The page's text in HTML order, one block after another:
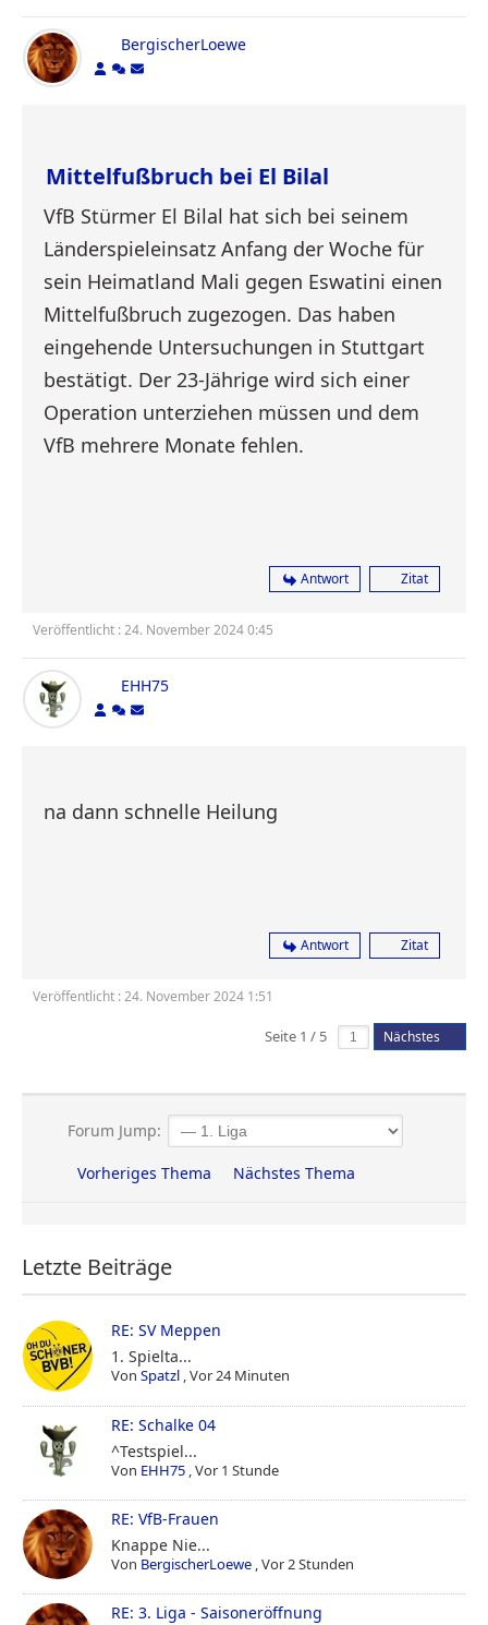
BergischerLoewe
Mittelfußbruch bei El Bilal
VfB Stürmer El Bilal hat sich bei seinem
Länderspieleinsatz Anfang der Woche für
sein Heimatland Mali gegen Eswatini einen
Mittelfußbruch zugezogen. Das haben
eingehende Untersuchungen in Stuttgart
bestätigt. Der 23-Jährige wird sich einer
Operation unterziehen müssen und dem
VfB mehrere Monate fehlen.
Antwort Zitat
Veröffentlicht : 24. November 2024 0:45
EHH75
na dann schnelle Heilung
Antwort Zitat
Veröffentlicht : 24. November 2024 1:51
Seite 1 / 5 Nächstes
Forum Jump:
Vorheriges Thema Nächstes Thema
Letzte Beiträge
RE: SV Meppen
1. Spielta...
VonSpatzl ,Vor 24 Minuten
RE: Schalke 04
^Testspiel...
Von EHH75 ,Vor 1 Stunde
RE: VfB-Frauen
Knappe Nie...
Von BergischerLoewe ,Vor 2 Stunden
RE: 3. Liga - Saisoneröffnung